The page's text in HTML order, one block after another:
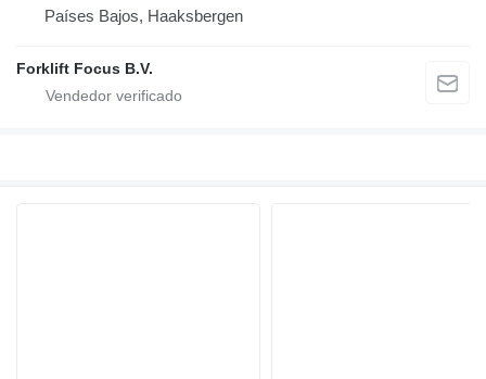
Países Bajos, Haaksbergen
Forklift Focus B.V.